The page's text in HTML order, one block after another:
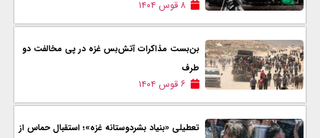
۸ قوس ۱۴۰۴
بن‌بست مذاکرات آتش‌بس غزه در پی مخالفت دو
طرف
۶ قوس ۱۴۰۴
تعطیلی «بنیاد بشردوستانه غزه»؛ استقبال حماس از